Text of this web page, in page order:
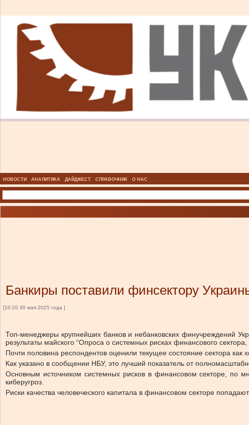
НОВОСТИ АНАЛИТИКА ДАЙДЖЕСТ СПРАВОЧНИК О НАС
Банкиры поставили финсектору
[10:20 30 мая 2025 года ]
Топ-менеджеры крупнейших банков и небанковских финучреждений
результаты майского “Опроса о системных рисках финансового
Почти половина респондентов оценили текущее состояние сектора как
Как указано в сообщении НБУ, это лучший показатель от
Основным источником системных рисков в финансовом секторе, по
киберугроз.
Риски качества человеческого капитала в финансовом секторе